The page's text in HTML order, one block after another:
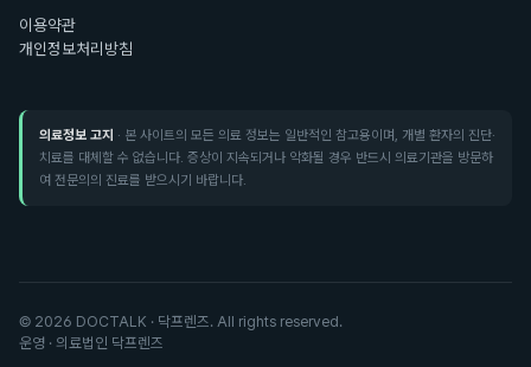
이용약관
개인정보처리방침
의료정보 고지 · 본 사이트의 모든 의료 정보는 일반적인 참고용이며, 개별 환자의 진단·
치료를 대체할 수 없습니다. 증상이 지속되거나 악화될 경우 반드시 의료기관을 방문하
여 전문의의 진료를 받으시기 바랍니다.
© 2026 DOCTALK · 닥프렌즈. All rights reserved.
운영 · 의료법인 닥프렌즈